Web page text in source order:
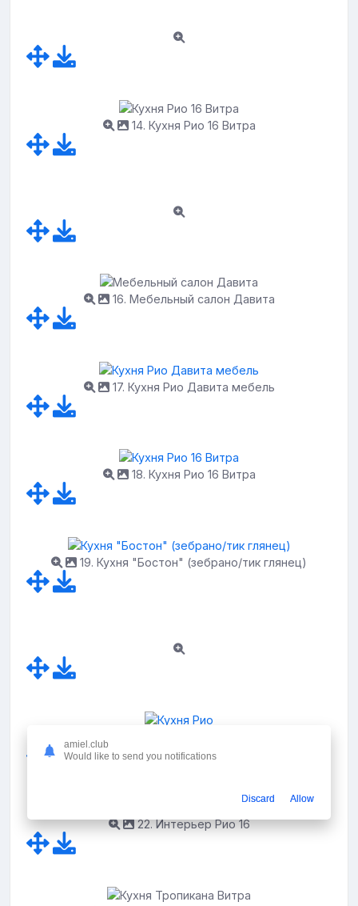
14. Кухня Рио 16 Витра
16. Мебельный салон Давита
17. Кухня Рио Давита мебель
18. Кухня Рио 16 Витра
19. Кухня "Бостон" (зебрано/тик глянец)
22. Интерьер Рио 16
amiel.club
Would like to send you notifications
Discard Allow